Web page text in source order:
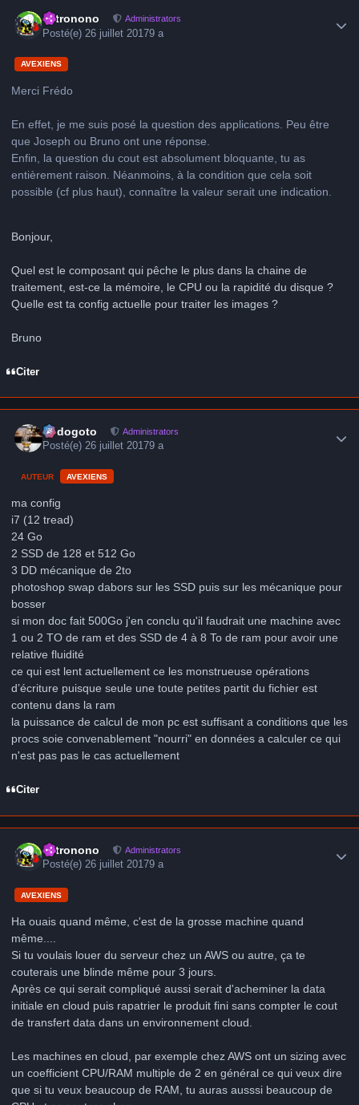
astronono Administrators
Posté(e) 26 juillet 20179 a
AVEXIENS
Merci Frédo
En effet, je me suis posé la question des applications. Peu être
que Joseph ou Bruno ont une réponse.
Enfin, la question du cout est absolument bloquante, tu as
entièrement raison. Néanmoins, à la condition que cela soit
possible (cf plus haut), connaître la valeur serait une indication.
Bonjour,
Quel est le composant qui pêche le plus dans la chaine de
traitement, est-ce la mémoire, le CPU ou la rapidité du disque ?
Quelle est ta config actuelle pour traiter les images ?
Bruno
Citer
frédogoto Administrators
Posté(e)26 juillet 20179 a
AUTEUR AVEXIENS
ma config
i7 (12 tread)
24 Go
2 SSD de 128 et 512 Go
3 DD mécanique de 2to
photoshop swap dabors sur les SSD puis sur les mécanique pour
bosser
si mon doc fait 500Go j'en conclu qu'il faudrait une machine avec
1 ou 2 TO de ram et des SSD de 4 à 8 To de ram pour avoir une
relative fluidité
ce qui est lent actuellement ce les monstrueuse opérations
d’écriture puisque seule une toute petites partit du fichier est
contenu dans la ram
la puissance de calcul de mon pc est suffisant a conditions que les
procs soie convenablement "nourri" en données a calculer ce qui
n'est pas pas le cas actuellement
Citer
astronono Administrators
Posté(e)26 juillet 20179 a
AVEXIENS
Ha ouais quand même, c'est de la grosse machine quand
même....
Si tu voulais louer du serveur chez un AWS ou autre, ça te
couterais une blinde même pour 3 jours.
Après ce qui serait compliqué aussi serait d'acheminer la data
initiale en cloud puis rapatrier le produit fini sans compter le cout
de transfert data dans un environnement cloud.
Les machines en cloud, par exemple chez AWS ont un sizing avec
un coefficient CPU/RAM multiple de 2 en général ce qui veux dire
que si tu veux beaucoup de RAM, tu auras ausssi beaucoup de